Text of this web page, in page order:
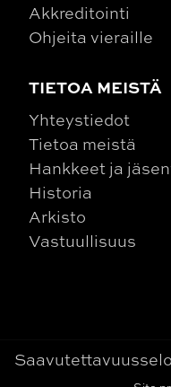
Akkreditointi
Ohjeita vieraille
TIETOA MEISTÄ
Yhteystiedot
Tietoa meistä
Hankkeet ja
Historia
Arkisto
Vastuullisuus